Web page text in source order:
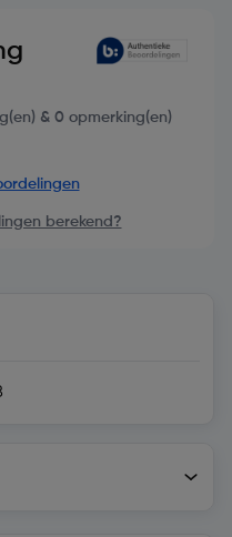
& 0 opmerking(en)
berekend?